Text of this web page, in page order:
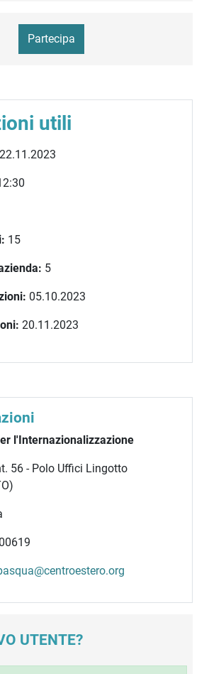
Partecipa
utili
22.11.2023
15
5
05.10.2023
20.11.2023
l'Internazionalizzazione
56 - Polo Uffici Lingotto
UTENTE?